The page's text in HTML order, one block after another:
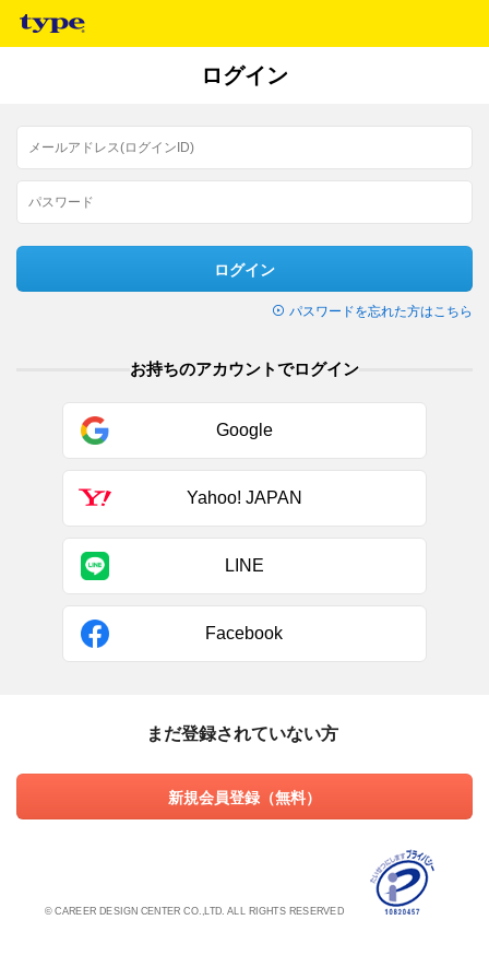
ログイン
ログイン
パスワードを忘れた方はこちら
お持ちのアカウントでログイン
Google
Yahoo! JAPAN
LINE
Facebook
まだ登録されていない方
新規会員登録（無料）
© CAREER DESIGN CENTER CO.,LTD. ALL RIGHTS RESERVED